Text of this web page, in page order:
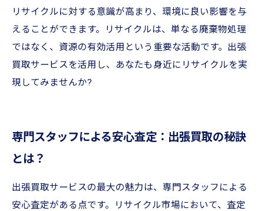
リサイクルに対する意識が高まり、環境に良い影響を与
えることができます。リサイクルは、単なる廃棄物処理
ではなく、資源の有効活用という重要な活動です。出張
買取サービスを活用し、あなたも身近にリサイクルを実
現してみませんか?
専門スタッフによる安心査定：出張買取の秘訣
とは？
出張買取サービスの最大の魅力は、専門スタッフによる
安心査定がある点です。リサイクル市場において、査定